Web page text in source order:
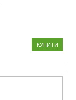
КУПИТИ